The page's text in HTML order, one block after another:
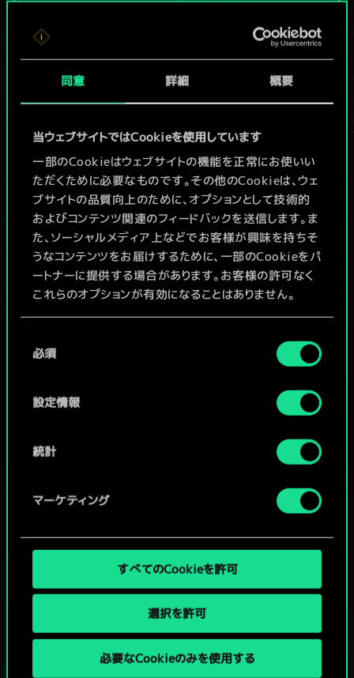
同意 詳細 概要
当ウェブサイトではCookieを使用しています
一部のCookieはウェブサイトの機能を正常にお使いい
ただくために必要なものです。その他のCookieは、ウェ
ブサイトの品質向上のために、オプションとして技術的
およびコンテンツ関連のフィードバックを送信します。ま
た、ソーシャルメディア上などでお客様が興味を持ちそ
うなコンテンツをお届けするために、一部のCookieをパ
ートナーに提供する場合があります。お客様の許可なく
これらのオプションが有効になることはありません。
詳細は、下記の「設定」メニューでご確認ください。
必須
設定情報
統計
マーケティング
すべてのCookieを許可
選択を許可
必要なCookieのみを使用する
現在はまだこれし
か共有デッキがあ
りませんが、
続々追加中！
デッキ名入力＆ガイドを作成
デッキを編集
/
グウェントでひと勝負といかない
か？